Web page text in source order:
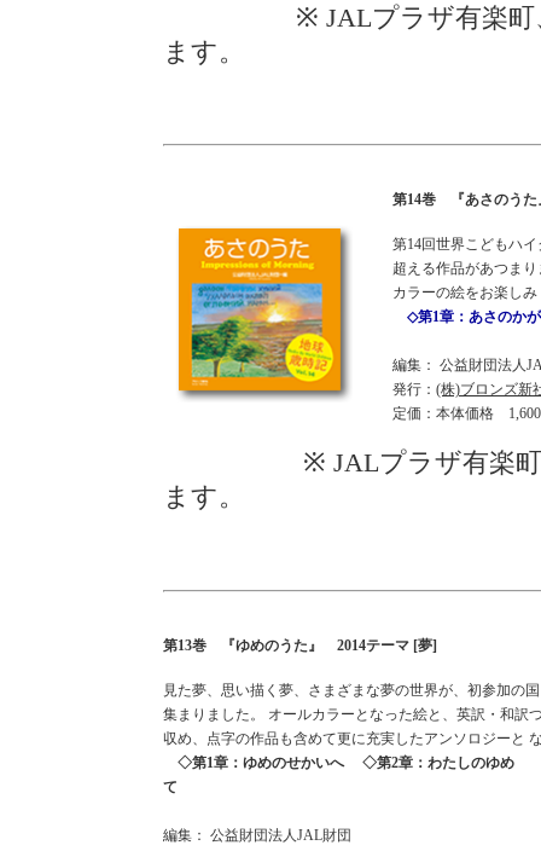
※ JALプラザ有楽町、一
ます。
第14巻 『あさのう
第14回世界こどもハイ
超える作品があつま
カラーの絵をお楽し
◇第1章：あさのか
編集： 公益財団法人
発行： (株)ブロンズ新
定価：本体価格
※ JALプラザ有楽町、一
ます。
第13巻 『ゆめのうた』 2014テーマ [夢]
見た夢、思い描く夢、さまざまな夢の世界が、初参加の
集まりました。 オールカラーとなった絵と、英訳・和訳
収め、点字の作品も含めて更に充実したアンソロジー
◇第1章：ゆめのせかいへ ◇第2章：わたしのゆめ
て
編集： 公益財団法人JAL財団